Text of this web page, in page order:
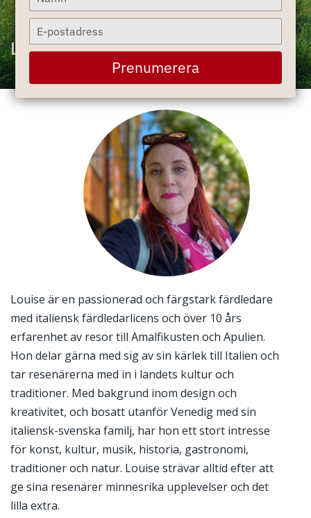
Louise Bramstedt
Louise är en passionerad och färgstark färdledare
med italiensk färdledarlicens och över 10 års
erfarenhet av resor till Amalfikusten och Apulien.
Hon delar gärna med sig av sin kärlek till Italien och
tar resenärerna med in i landets kultur och
traditioner. Med bakgrund inom design och
kreativitet, och bosatt utanför Venedig med sin
italiensk-svenska familj, har hon ett stort intresse
för konst, kultur, musik, historia, gastronomi,
traditioner och natur. Louise strävar alltid efter att
ge sina resenärer minnesrika upplevelser och det
lilla extra.
your
name
Type
your
email
Prenumerera